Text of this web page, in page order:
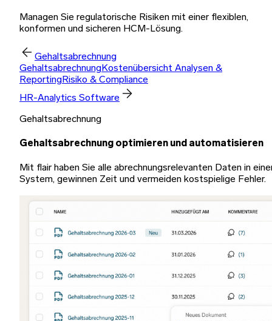
Managen Sie regulatorische Risiken mit einer flexiblen,
konformen und sicheren HCM-Lösung.
Gehaltsabrechnung
GehaltsabrechnungKostenübersicht Analysen &
ReportingRisiko & Compliance
HR-Analytics Software
Gehaltsabrechnung
Gehaltsabrechnung optimieren und automatisieren
Mit flair haben Sie alle abrechnungsrelevanten Daten in
System, gewinnen Zeit und vermeiden kostspielige Fehler.